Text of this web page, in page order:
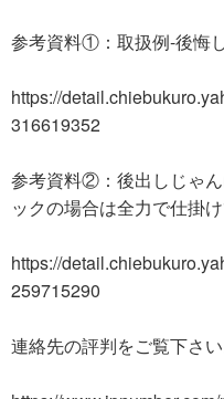
参考資料①：取扱例-後悔
https://
316619352
参考資料②：後出しじゃ
ックの場合は全力で仕掛け
https://
259715290
連絡先の評判をご覧下さい